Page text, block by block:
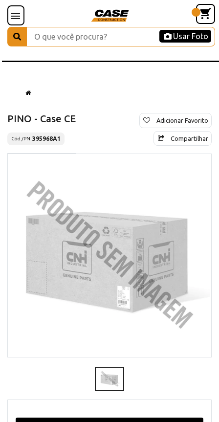
Usar Foto
PINO - Case CE
Cód./PN 395968A1
Adicionar Favorito
Compartilhar